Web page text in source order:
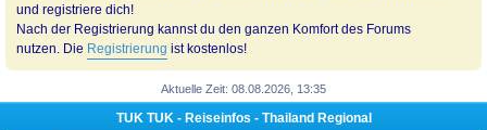
und registriere dich!
Nach der Registrierung kannst du den ganzen Komfort des Forums
nutzen. Die Registrierung ist kostenlos!
Aktuelle Zeit: 08.08.2026, 13:35
TUK TUK - Reiseinfos - Thailand Regional